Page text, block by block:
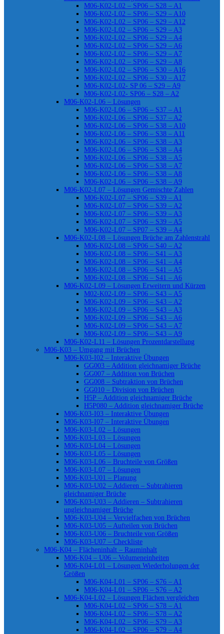
M06-K02-L02 – SP06 – S28 – A1
M06-K02-L02 – SP06 – S29 – A10
M06-K02-L02 – SP06 – S29 – A12
M06-K02-L02 – SP06 – S29 – A3
M06-K02-L02 – SP06 – S29 – A4
M06-K02-L02 – SP06 – S29 – A6
M06-K02-L02 – SP06 – S29 – A7
M06-K02-L02 – SP06 – S29 – A8
M06-K02-L02 – SP06 – S30 – A16
M06-K02-L02 – SP06 – S30 – A17
M06-K02-L02- SP 06 – S29 – A9
M06-K02-L02- SP06 – S28 – A2
M06-K02-L06 – Lösungen
M06-K02-L06 – SP06 – S37 – A1
M06-K02-L06 – SP06 – S37 – A2
M06-K02-L06 – SP06 – S38 – A10
M06-K02-L06 – SP06 – S38 – A11
M06-K02-L06 – SP06 – S38 – A3
M06-K02-L06 – SP06 – S38 – A4
M06-K02-L06 – SP06 – S38 – A5
M06-K02-L06 – SP06 – S38 – A7
M06-K02-L06 – SP06 – S38 – A8
M06-K02-L06 – SP06 – S38 – A9
M06-K02-L07 – Lösungen Gemischte Zahlen
M06-K02-L07 – SP06 – S39 – A1
M06-K02-L07 – SP06 – S39 – A2
M06-K02-L07 – SP06 – S39 – A3
M06-K02-L07 – SP06 – S39 – A5
M06-K02-L07 – SP07 – S39 – A4
M06-K02-L08 – Lösungen Brüche am Zahlenstrahl
M06-K02-L08 – SP06 – S40 – A2
M06-K02-L08 – SP06 – S41 – A3
M06-K02-L08 – SP06 – S41 – A4
M06-K02-L08 – SP06 – S41 – A5
M06-K02-L08 – SP06 – S41 – A6
M06-K02-L09 – Lösungen Erweitern und Kürzen
M02-K02-L09 – SP06 – S43 – A5
M06-K02-L09 – SP06 – S43 – A2
M06-K02-L09 – SP06 – S43 – A3
M06-K02-L09 – SP06 – S43 – A6
M06-K02-L09 – SP06 – S43 – A7
M06-K02-L09 – SP06 – S43 – A9
M06-K02-L11 – Lösungen Prozentdarstellung
M06-K03 – Umgang mit Brüchen
M06-K03-I02 – Interaktive Übungen
GG003 – Addition gleichnamiger Brüche
GG007 – Addition von Brüchen
GG008 – Subtraktion von Brüchen
GG010 – Division von Brüchen
H5P – Addition gleichnamiger Brüche
H5P080 – Addition gleichnamiger Brüche
M06-K03-I03 – Interaktive Übungen
M06-K03-I07 – Interaktive Übungen
M06-K03-L02 – Lösungen
M06-K03-L03 – Lösungen
M06-K03-L04 – Lösungen
M06-K03-L05 – Lösungen
M06-K03-L06 – Bruchteile von Größen
M06-K03-L07 – Lösungen
M06-K03-U01 – Planung
M06-K03-U02 – Addieren – Subtrahieren
gleichnamiger Brüche
M06-K03-U03 – Addieren – Subtrahieren
ungleichnamiger Brüche
M06-K03-U04 – Vervielfachen von Brüchen
M06-K03-U05 – Aufteilen von Brüchen
M06-K03-U06 – Bruchteile von Größen
M06-K03-U07 – Checkliste
M06-K04 – Flächeninhalt – Rauminhalt
M06-K04 – U06 – Volumeneinheiten
M06-K04-L01 – Lösungen Wiederholungen der
Größen
M06-K04-L01 – SP06 – S76 – A1
M06-K04-L01 – SP06 – S76 – A2
M06-K04-L02 – Lösungen Flächen vergleichen
M06-K04-L02 – SP06 – S78 – A1
M06-K04-L02 – SP06 – S78 – A2
M06-K04-L02 – SP06 – S79 – A3
M06-K04-L02 – SP06 – S79 – A4